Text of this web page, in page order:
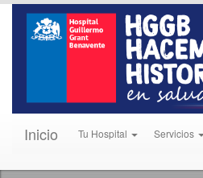
Inicio Tu Hospital Servicios